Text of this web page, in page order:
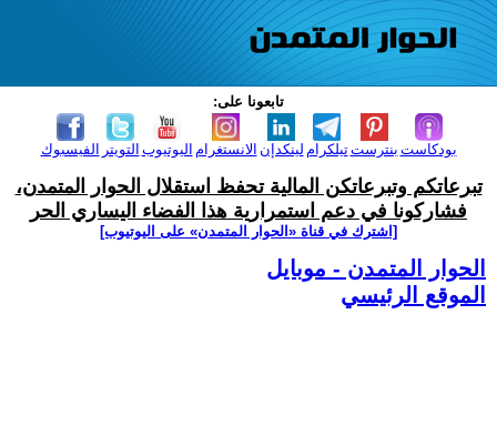
تابعونا على:
الفيسبوك التويتر اليوتيوب الانستغرام لينكدإن تيلكرامبنترست بودكاست
تبرعاتكم وتبرعاتكن المالية تحفظ استقلال الحوار المتمدن،
فشاركونا في دعم استمرارية هذا الفضاء اليساري الحر
[اشترك في قناة ‫«الحوار المتمدن» على اليوتيوب]
الحوار المتمدن - موبايل
الموقع الرئيسي